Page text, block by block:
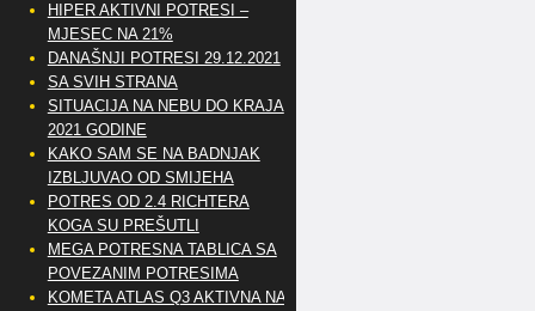
HIPER AKTIVNI POTRESI –
MJESEC NA 21%
DANAŠNJI POTRESI 29.12.2021
SA SVIH STRANA
SITUACIJA NA NEBU DO KRAJA
2021 GODINE
KAKO SAM SE NA BADNJAK
IZBLJUVAO OD SMIJEHA
POTRES OD 2.4 RICHTERA
KOGA SU PREŠUTLI
MEGA POTRESNA TABLICA SA
POVEZANIM POTRESIMA
KOMETA ATLAS Q3 AKTIVNA NA